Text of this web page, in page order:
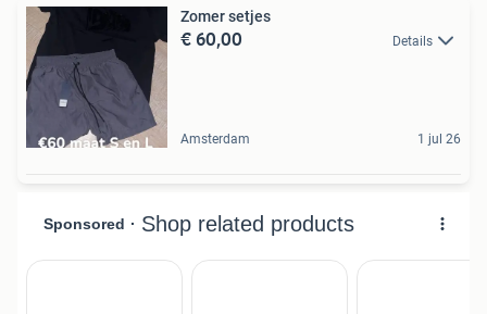
Zomer setjes
€ 60,00 Details
Amsterdam 1 jul 26